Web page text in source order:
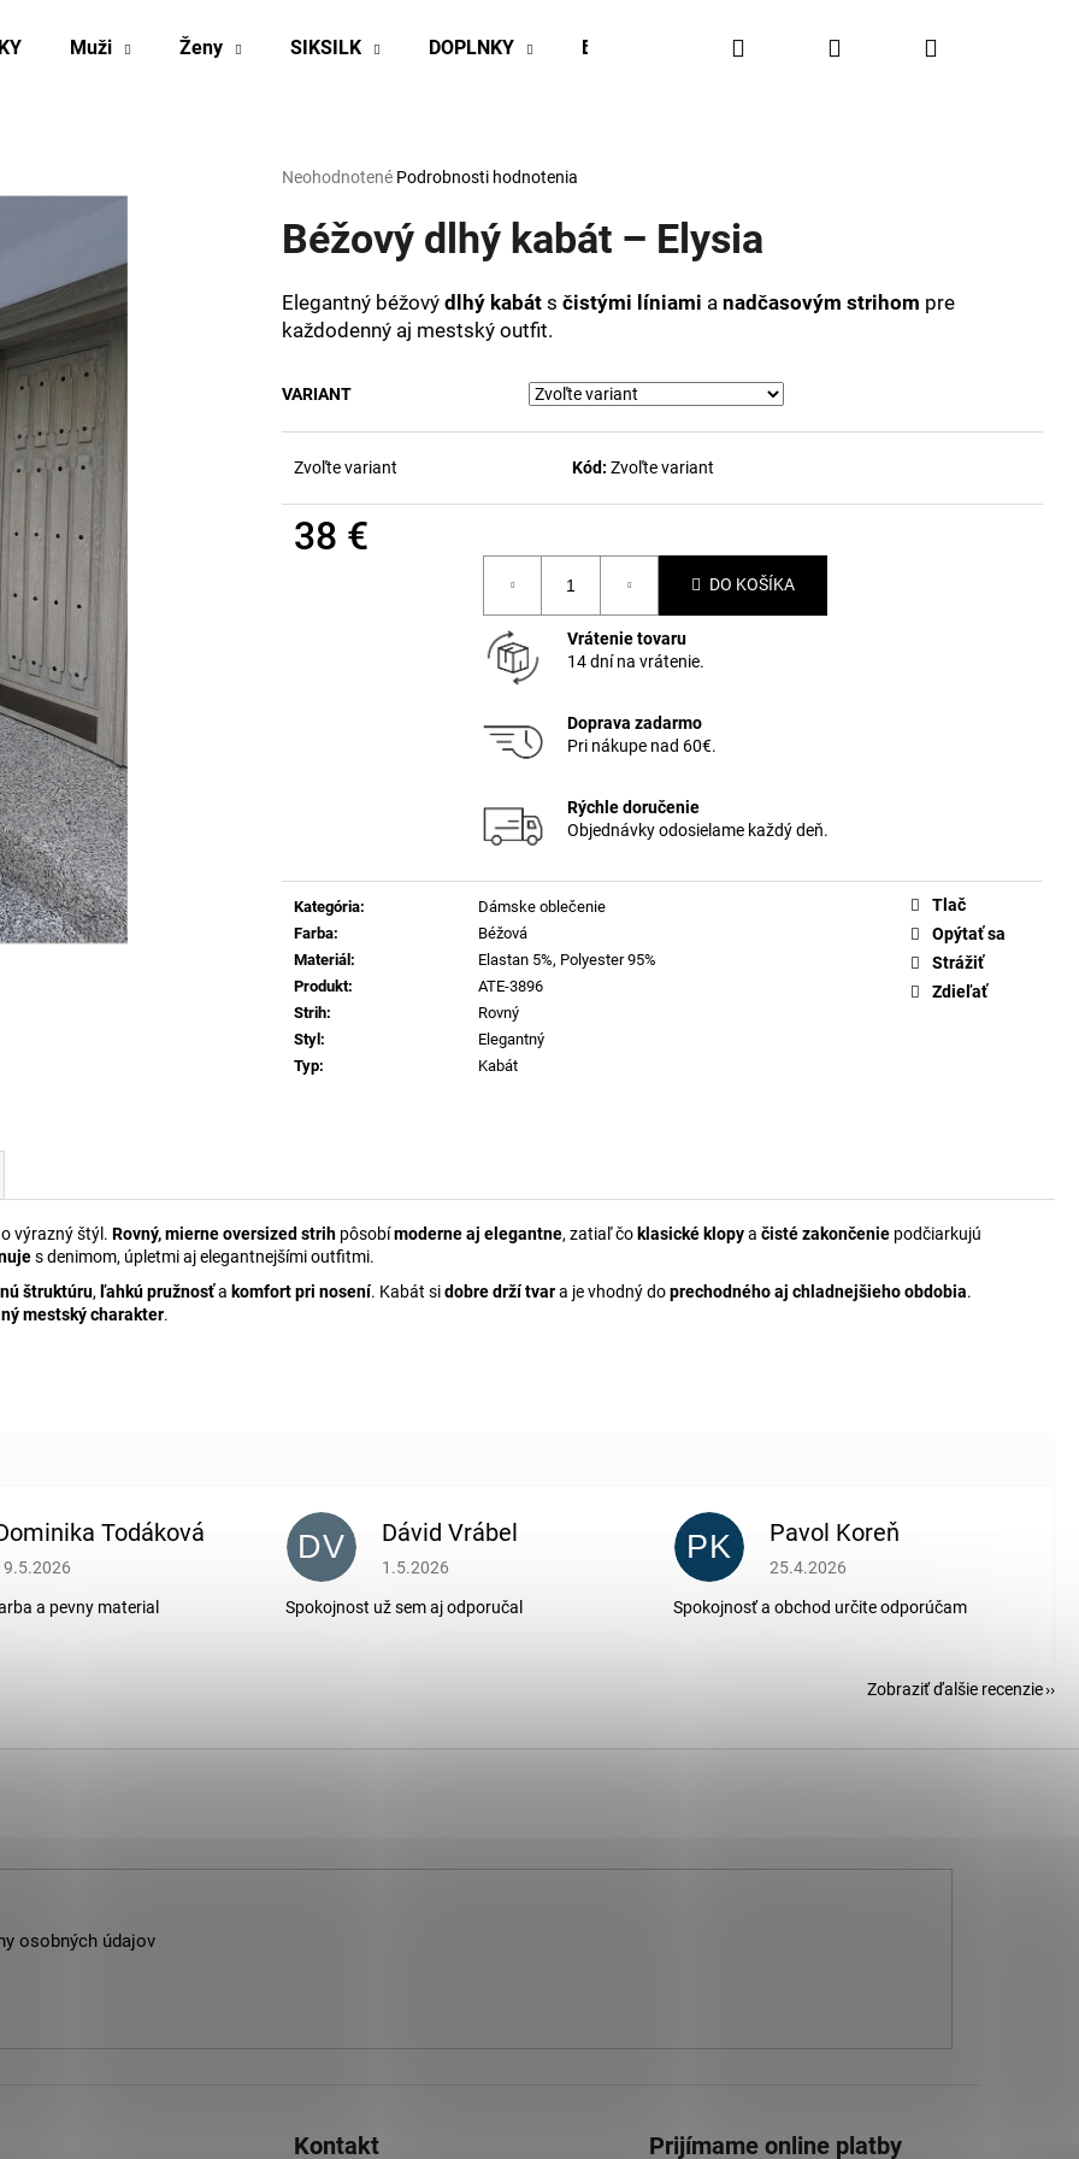
Muži Ženy SIKSILK DOPLNKY BESTSELLERS OUTFIT OF THE WEEK
Hľadať PrihlásenieNákupný
Priemerné
produktu
je
5
hviezdičiek.
Neohodnotené Podrobnosti hodnotenia
Béžový dlhý kabát – Elysia
Elegantný béžový dlhý kabát s čistými líniami a nadčasovým strihom pre
každodenný aj mestský outfit.
VARIANT
Zvoľte variant Kód: Zvoľte variant
38 €
DO KOŠÍKA
Vrátenie tovaru
14 dní na vrátenie.
Doprava zadarmo
Pri nákupe nad 60€.
Rýchle doručenie
Objednávky odosielame každý deň.
Kategória:
Dámske oblečenie
Farba:
Béžová
Materiál:
Elastan 5%, Polyester 95%
Produkt:
ATE-3896
Strih:
Rovný
Styl:
Elegantný
Typ: Kabát
Tlač
Opýtať sa
Strážiť
Zdieľať
výrazný štýl. Rovný, mierne oversized strih pôsobímoderne aj elegantne, zatiaľ čo klasické klopya čisté zakončenie podčiarkujú
s denimom, úpletmi aj elegantnejšími outfitmi.
štruktúru, ľahkú pružnosťa komfort pri nosení. Kabát sidobre drží tvara je vhodný doprechodného aj chladnejšieho obdobia.
mestský charakter.
Todáková
obchodu je 5 z 5 hviezdičiek.
a pevny material
DV Dávid Vrábel
Hodnotenie obchodu je 5 z 5 hviezdičiek.
1.5.2026
Spokojnost už sem aj odporučal
PK Pavol Koreň
Hodnotenie obchodu je 5 z 5 hviezdičiek.
25.4.2026
Spokojnosť a obchod určite odporúčam
Zobraziť ďalšie recenzie
HĽADAŤ
osobných údajov
Kontakt Prijímame online platby